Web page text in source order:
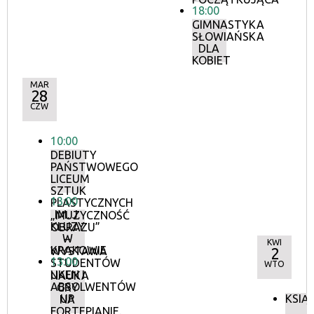
18:00
GIMNASTYKA
SŁOWIAŃSKA
DLA
KOBIET
MAR
28
CZW
10:00
DEBIUTY
PAŃSTWOWEGO
LICEUM
SZTUK
PLASTYCZNYCH
IM. J.
KLUZY
W
KRAKOWIE
13:00
„MUZYCZNOŚĆ
OBRAZU”
–
WYSTAWA
STUDENTÓW
UKEN I
ABSOLWENTÓW
UP
13:00
NAUKA
GRY
NA
FORTEPIANIE,
KWI
2
WTO